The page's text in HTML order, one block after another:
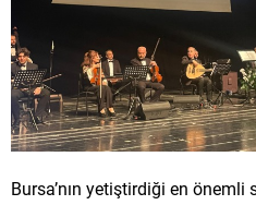
Bursa’nın yetiştirdiği en önemli